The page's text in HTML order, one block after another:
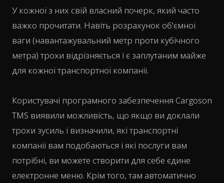
У кожної з них свій власний почерк, який часто
важко прочитати. Навіть розрахунок об'ємної
ваги (навантажувальний метр проти кубічного
метра) трохи відрізняється і є заплутаним майже
для кожної транспортної компанії.
Користувачі програмного забезпечення Cargoson
TMS виявили можливість, що якщо ви доклали
трохи зусиль і визначили, які транспортні
компанії вам подобаються і які послуги вам
потрібні, ви можете створити для себе єдине
електронне меню. Крім того, там автоматично